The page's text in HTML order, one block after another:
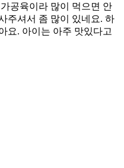
공육이라 많이 먹으면 안
주셔서 좀 많이 있네요. 하
요. 아이는 아주 맛있다고